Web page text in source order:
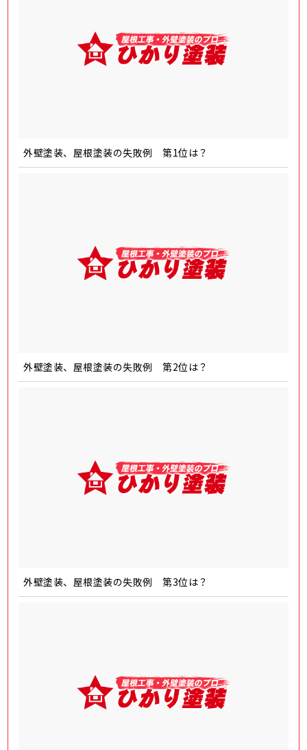
外壁塗装、屋根塗装の失敗例 第1位は？
外壁塗装、屋根塗装の失敗例 第2位は？
外壁塗装、屋根塗装の失敗例 第3位は？